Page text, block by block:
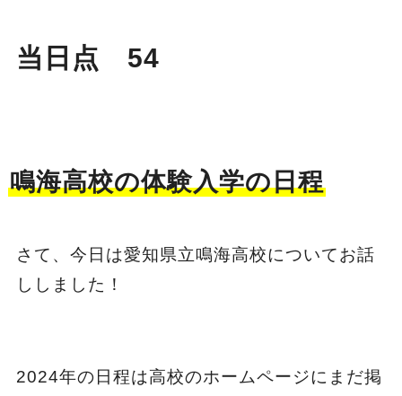
当日点 54
鳴海高校の体験入学の日程
さて、今日は愛知県立鳴海高校についてお話
ししました！
2024年の日程は高校のホームページにまだ掲